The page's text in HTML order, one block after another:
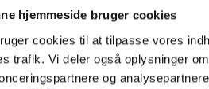
hjemmeside bruger cookies
cookies til at tilpasse vores
trafik. Vi deler også oplysninger
og
Mandag - torsdag
Fredag
Lørdag - søndag